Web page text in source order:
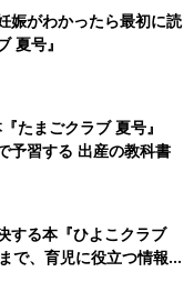
娠がわかったら最初に読
夏号』
たまごクラブ 夏号』
予習する 出産の教科書
する本『ひよこクラブ
、育児に役立つ情報が